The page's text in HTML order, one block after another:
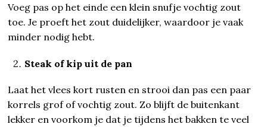
Voeg pas op het einde een klein snufje vochtig zout
toe. Je proeft het zout duidelijker, waardoor je vaak
minder nodig hebt.
Steak of kip uit de pan
Laat het vlees kort rusten en strooi dan pas een paar
korrels grof of vochtig zout. Zo blijft de buitenkant
lekker en voorkom je dat je tijdens het bakken te veel